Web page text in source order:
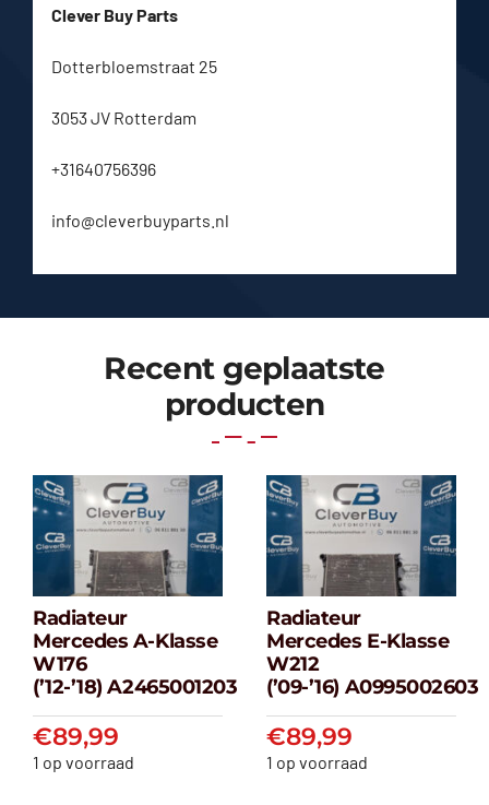
Clever Buy Parts
Dotterbloemstraat 25
3053 JV Rotterdam
+31640756396
info@cleverbuyparts.nl
Recent geplaatste
producten
Radiateur
Mercedes A-
klasse W176
(’12-’18) A2465001203
€89,99
Radiateur
Mercedes A-Klasse
W176
(’12-’18) A2465001203
€89,99
1 op voorraad
Radiateur
Mercedes E-
klasse W212
(’09-’16)
€89,99
Radiateur
Mercedes E-Klasse
W212
(’09-’16) A0995002603
€89,99
1 op voorraad